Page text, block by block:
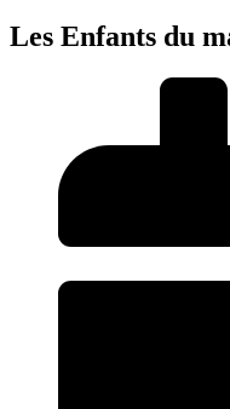
Les Enfants du